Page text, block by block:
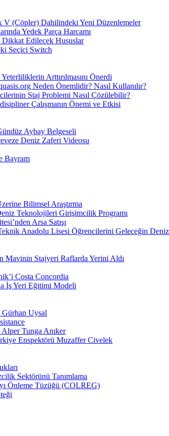
(Çöpler) Dahilindeki Yeni Düzenlemeler
Yedek Parça Harcamı
Dikkat Edilecek Hususlar
Seçici Switch
Arttırılmasını Önerdi
Neden Önemlidir? Nasıl Kullanılır?
Staj Problemi Nasıl Çözülebilir?
Çalışmanın Önemi ve Etkisi
Aybay Belgeseli
Deniz Zaferi Videosu
Bayram
Bilimsel Araştırma
Teknolojileri Girişimcilik Programı
Arsa Satışı
Anadolu Lisesi Öğrencilerini Geleceğin
Mavinin Stajyeri Raflarda Yerini Aldı
Costa Concordia
İş Yeri Eğitimi Modeli
Uysal
Tunga Anıker
Enspektörü Muzaffer Civelek
Sektörünü Tanımlama
Önleme Tüzüğü (COLREG)